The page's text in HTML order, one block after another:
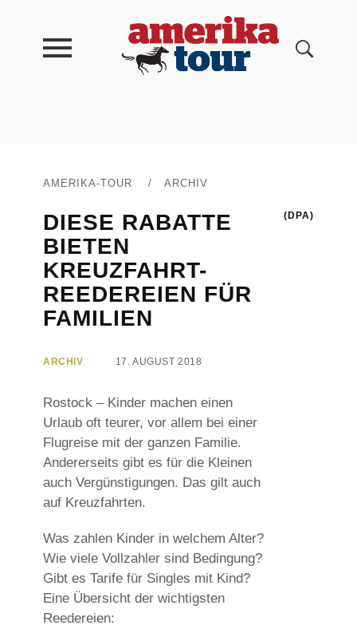
AMERIKA-TOUR / ARCHIV
DIESE RABATTE
BIETEN
KREUZFAHRT-
REEDEREIEN FÜR
FAMILIEN
(DPA)
ARCHIV 17. AUGUST 2018
Rostock – Kinder machen einen
Urlaub oft teurer, vor allem bei einer
Flugreise mit der ganzen Familie.
Andererseits gibt es für die Kleinen
auch Vergünstigungen. Das gilt auch
auf Kreuzfahrten.
Was zahlen Kinder in welchem Alter?
Wie viele Vollzahler sind Bedingung?
Gibt es Tarife für Singles mit Kind?
Eine Übersicht der wichtigsten
Reedereien: